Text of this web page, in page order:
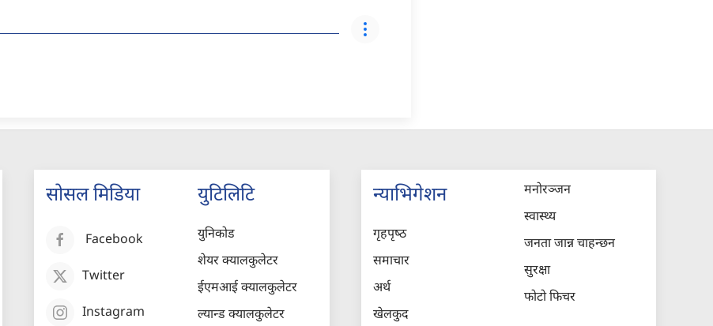
सोसल मिडिया
Facebook
Twitter
Instagram
युटिलिटि
युनिकोड
शेयर क्यालकुलेटर
ईएमआई क्यालकुलेटर
ल्यान्ड क्यालकुलेटर
न्याभिगेशन
गृहपृष्‍ठ
समाचार
अर्थ
खेलकुद
मनोरञ्जन
स्वास्थ्य
जनता जान्न चाहन्छन
सुरक्षा
फोटो फिचर